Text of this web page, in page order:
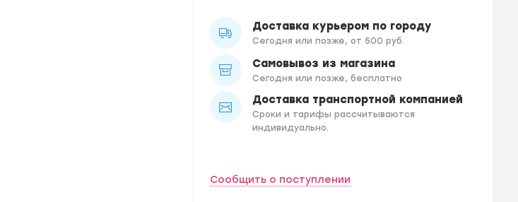
Доставка курьером по городу
Сегодня или позже, от 500 руб.
Самовывоз из магазина
Сегодня или позже, бесплатно
Доставка транспортной компанией
Сроки и тарифы рассчитываются
индивидуально.
Сообщить о поступлении